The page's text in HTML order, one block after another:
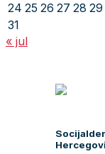
24 25 26 27 28 29
31
« jul